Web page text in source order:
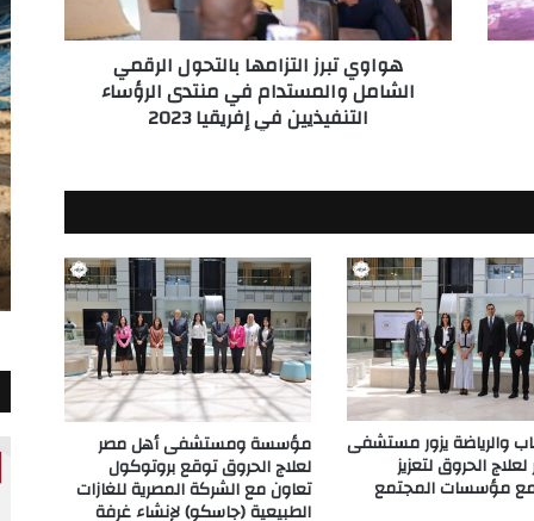
في
منتدى
التنفيذيين
هواوي تبرز التزامها بالتحول الرقمي
الشامل والمستدام في منتدى الرؤساء
التنفيذيين في إفريقيا 2023
والرياضة يزور مستشفى
الحروق لتعزيز
مع مؤسسات المجتمع
مؤسسة ومستشفى أهل مصر
لعلاج الحروق توقع بروتوكول
تعاون مع الشركة المصرية للغازات
الطبيعية (جاسكو) لإنشاء غرفة